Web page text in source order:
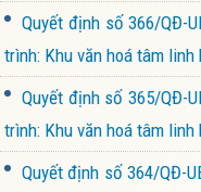
Quyết định số 366/QĐ-
trình: Khu văn hoá tâm
Quyết định số 365/QĐ-
trình: Khu văn hoá tâm
Quyết định số 364/QĐ-